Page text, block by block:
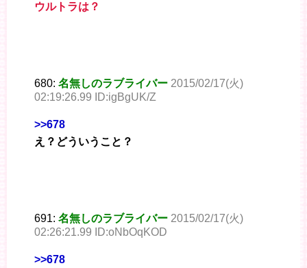
ウルトラは？
680: 名無しのラブライバー 2015/02/17(火)
02:19:26.99 ID:igBgUK/Z
>>678
え？どういうこと？
691: 名無しのラブライバー 2015/02/17(火)
02:26:21.99 ID:oNbOqKOD
>>678